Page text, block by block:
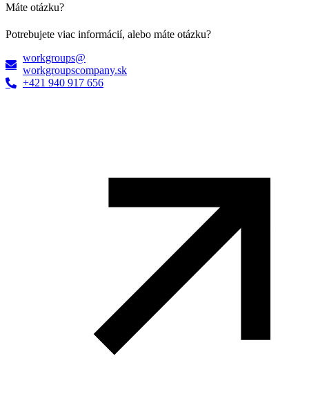
Máte otázku?
Potrebujete viac informácií, alebo máte otázku?
workgroups@
workgroupscompany.sk
+421 940 917 656